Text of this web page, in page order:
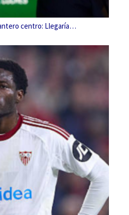
centro: Llegaría…